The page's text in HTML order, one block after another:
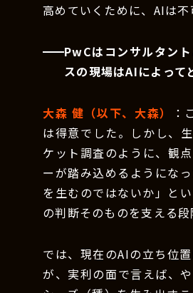
高めていくために、AIは不
PwCはコンサルタン
スの現場はAIによって
大森 健（以下、大森）
：
は得意でした。しかし、
ケット調査のように、観
ーが踏み込めるようにな
を生むのではないか」と
の判断そのものを支える
では、現在のAIの立ち位
が、実利の面で言えば、